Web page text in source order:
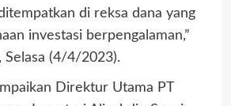
di reksa dana yang
investasi berpengalaman,”
Selasa (4/4/2023).
Direktur Utama PT